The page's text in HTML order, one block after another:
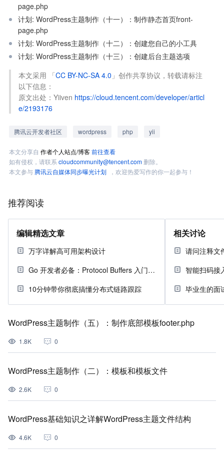
page.php
计划: WordPress主题制作（十一）：制作静态首页front-
page.php
计划: WordPress主题制作（十二）：创建您自己的小工具
计划: WordPress主题制作（十三）：创建后台主题选项
本文采用 「CC BY-NC-SA 4.0 」创作共享协议，转载请标注
以下信息：
原文出处：Yiiven https://cloud.tencent.com/developer/articl
e/2193176
腾讯云开发者社区 wordpress php yii
本文分享自 作者个人站点/博客前往查看
如有侵权，请联系 cloudcommunity@tencent.com删除。
本文参与 腾讯云自媒体同步曝光计划 ，欢迎热爱写作的你一起参与！
推荐阅读
编辑精选文章
万字详解高可用架构设计
Go 开发者必备：Protocol Buffers 入门指南
10分钟带你彻底搞懂分布式链路跟踪
相关讨论
智能扫码接
毕业生的面
WordPress主题制作（五）：制作底部模板footer.php
1.8K 0
WordPress主题制作（二）：模板和模板文件
2.6K 0
WordPress基础知识之详解WordPress主题文件结构
4.6K 0